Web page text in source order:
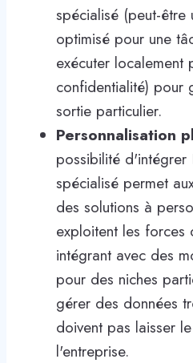
spécialisé (peut-être
optimisé pour une
exécuter localement
confidentialité) pour
sortie particulier.
Personnalisation
possibilité d'intégrer
spécialisé permet
des solutions à
exploitent les forces
intégrant avec des
pour des niches
gérer des données
doivent pas laisser
l'entreprise.